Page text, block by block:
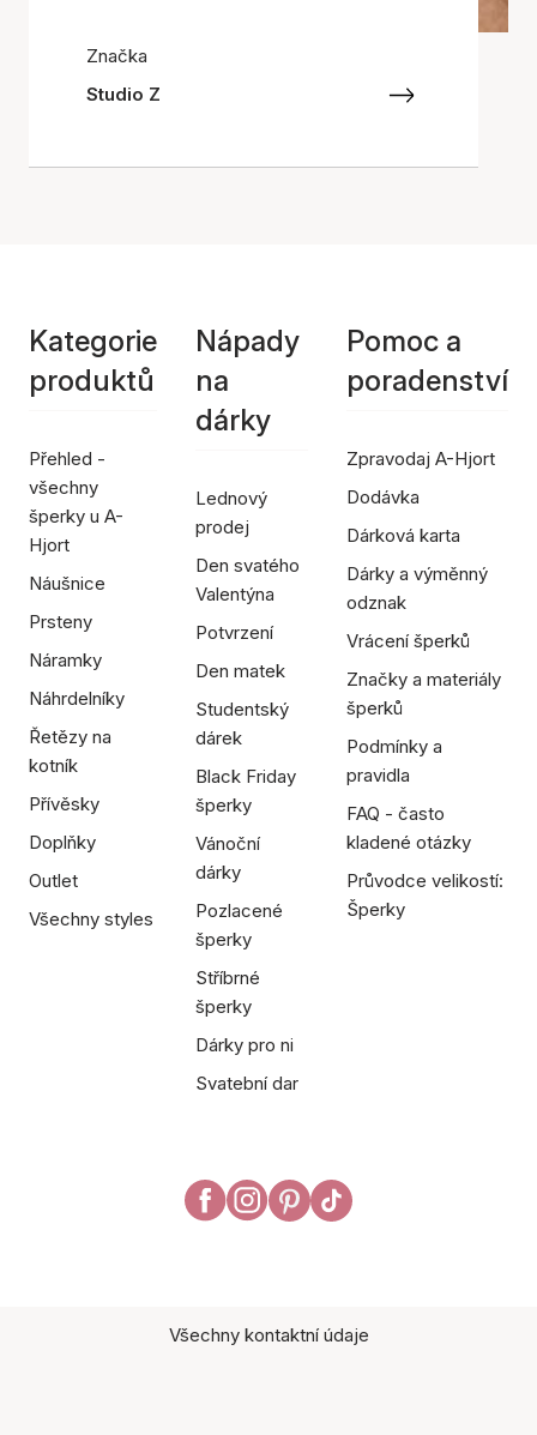
Značka
Studio Z
Kategorie
produktů
Přehled -
všechny
šperky u A-
Hjort
Náušnice
Prsteny
Náramky
Náhrdelníky
Řetězy na
kotník
Přívěsky
Doplňky
Outlet
Všechny styles
Nápady
na
dárky
Lednový
prodej
Den svatého
Valentýna
Potvrzení
Den matek
Studentský
dárek
Black Friday
šperky
Vánoční
dárky
Pozlacené
šperky
Stříbrné
šperky
Dárky pro ni
Svatební dar
Pomoc a
poradenství
Zpravodaj A-Hjort
Dodávka
Dárková karta
Dárky a výměnný
odznak
Vrácení šperků
Značky a materiály
šperků
Podmínky a
pravidla
FAQ - často
kladené otázky
Průvodce velikostí:
Šperky
Všechny kontaktní údaje